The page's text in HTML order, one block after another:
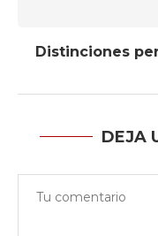
Distinciones
DEJA